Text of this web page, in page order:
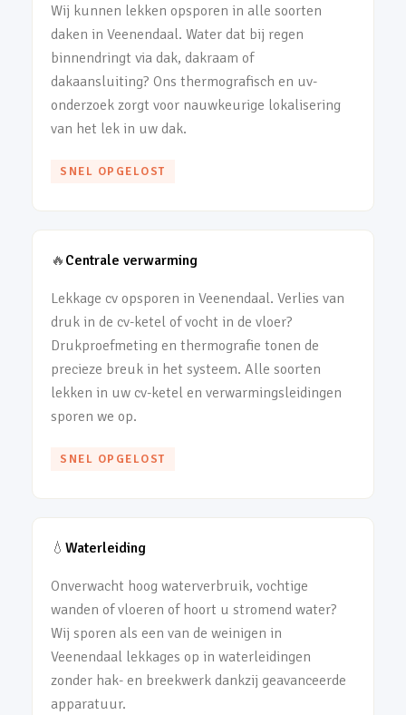
Wij kunnen lekken opsporen in alle soorten
daken in Veenendaal. Water dat bij regen
binnendringt via dak, dakraam of
dakaansluiting? Ons thermografisch en uv-
onderzoek zorgt voor nauwkeurige lokalisering
van het lek in uw dak.
SNEL OPGELOST
🔥 Centrale verwarming
Lekkage cv opsporen in Veenendaal. Verlies van
druk in de cv-ketel of vocht in de vloer?
Drukproefmeting en thermografie tonen de
precieze breuk in het systeem. Alle soorten
lekken in uw cv-ketel en verwarmingsleidingen
sporen we op.
SNEL OPGELOST
💧 Waterleiding
Onverwacht hoog waterverbruik, vochtige
wanden of vloeren of hoort u stromend water?
Wij sporen als een van de weinigen in
Veenendaal lekkages op in waterleidingen
zonder hak- en breekwerk dankzij geavanceerde
apparatuur.